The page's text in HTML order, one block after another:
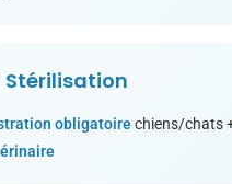
Stérilisation
obligatoirechiens/chats